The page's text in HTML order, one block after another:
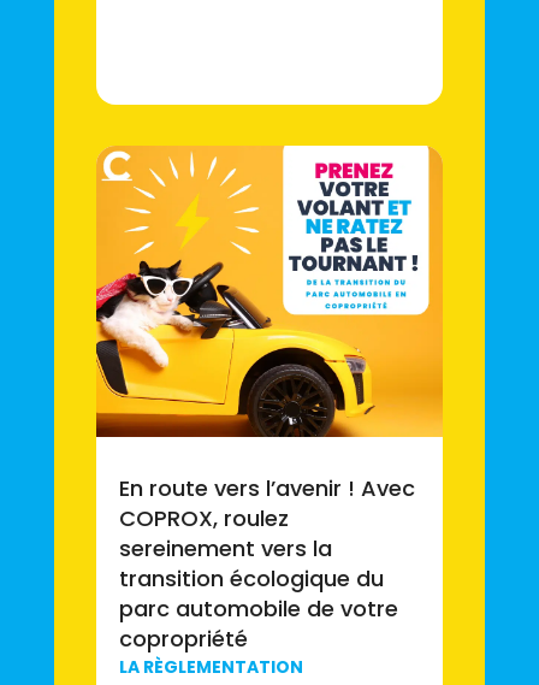
En route vers l’avenir ! Avec
COPROX, roulez
sereinement vers la
transition écologique du
parc automobile de votre
copropriété
LA RÈGLEMENTATION